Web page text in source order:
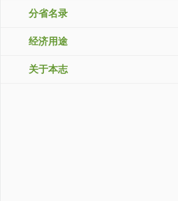
分省名录
经济用途
关于本志